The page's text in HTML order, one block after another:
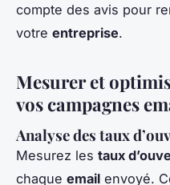
compte des avis pour
votre entreprise.
Mesurer et
vos campagnes
Analyse des taux
Mesurez les taux
chaque email envoyé.